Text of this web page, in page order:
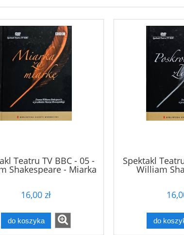
Teatru TV BBC - 05 -
Shakespeare - Miarka
za miarkę - DVD
16,00 zł
do koszyka
Spektakl
William
Poskromienie
do